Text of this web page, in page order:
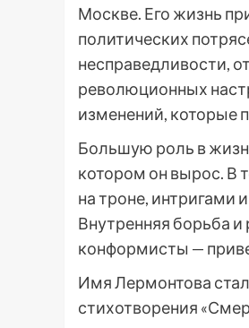
Москве. Его жизнь
политических
несправедливости,
революционных
изменений, которые
Большую роль в
котором он вырос. В
на троне, интригами
Внутренняя борьба
конформисты —
Имя Лермонтова
стихотворения